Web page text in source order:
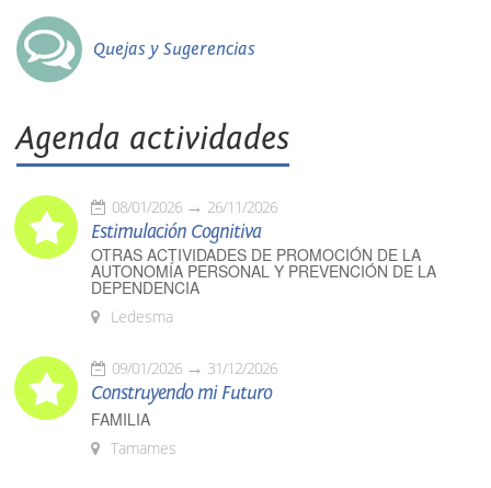
Quejas y Sugerencias
Agenda actividades
08/01/2026 26/11/2026
Estimulación Cognitiva
OTRAS ACTIVIDADES DE PROMOCIÓN DE LA
AUTONOMÍA PERSONAL Y PREVENCIÓN DE LA
DEPENDENCIA
Ledesma
09/01/2026 31/12/2026
Construyendo mi Futuro
FAMILIA
Tamames